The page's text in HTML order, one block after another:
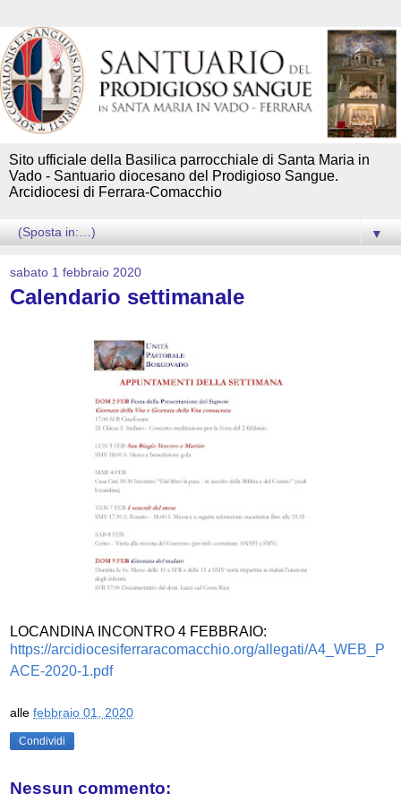
Sito ufficiale della Basilica parrocchiale di Santa Maria in
Vado - Santuario diocesano del Prodigioso Sangue.
Arcidiocesi di Ferrara-Comacchio
▼
sabato 1 febbraio 2020
Calendario settimanale
LOCANDINA INCONTRO 4 FEBBRAIO:
https://arcidiocesiferraracomacchio.org/allegati/A4_WEB_P
ACE-2020-1.pdf
alle febbraio 01, 2020
Condividi
Nessun commento: